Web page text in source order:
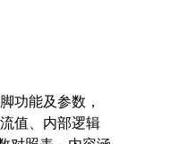
功能及参数，
值、内部逻辑